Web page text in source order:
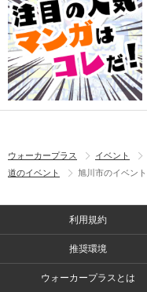
ウォーカープラス イベント
道のイベント
旭川市のイベント
利用規約
推奨環境
ウォーカープラスとは